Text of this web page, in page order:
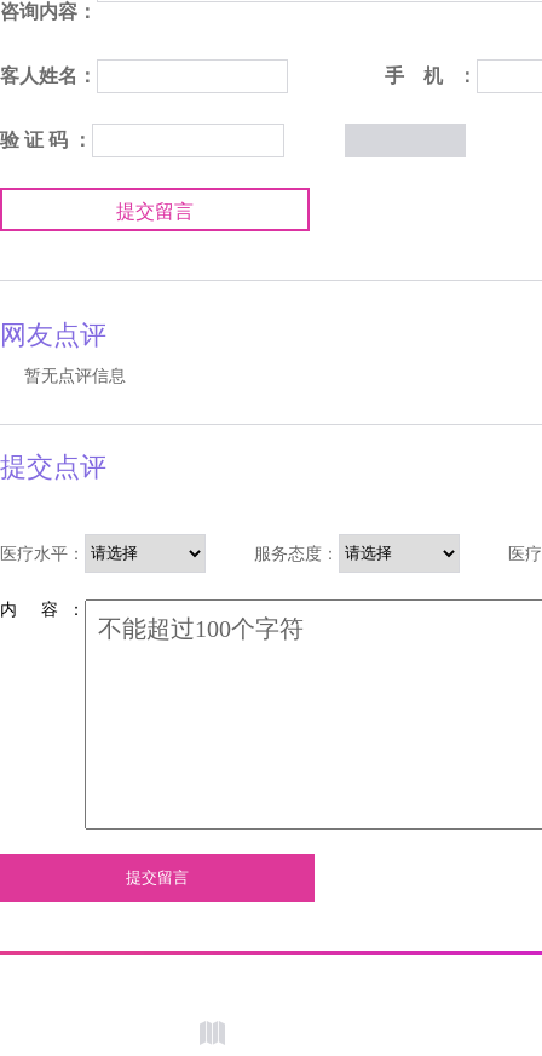
咨询内容：
客人姓名： 手 机 ：
验 证 码 ：
提交留言
网友点评
暂无点评信息
提交点评
医疗水平： 服务态度： 医
内 容 ：
提交留言